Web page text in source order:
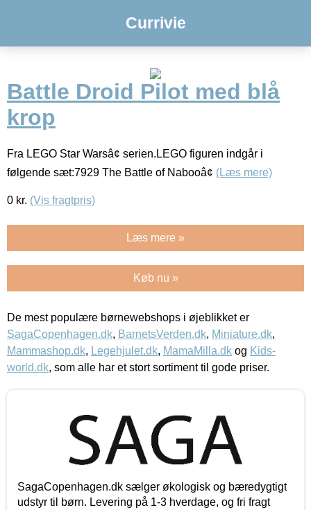
Currivie
Battle Droid Pilot med blå
krop
Fra LEGO Star Warsâ¢ serien.LEGO figuren indgår i
følgende sæt:7929 The Battle of Nabooâ¢ (Læs mere)
0 kr. (Vis fragtpris)
Læs mere »
Køb nu »
De mest populære børnewebshops i øjeblikket er
SagaCopenhagen.dk, BarnetsVerden.dk, Miniature.dk,
Mammashop.dk, Legehjulet.dk, MamaMilla.dk og Kids-
world.dk, som alle har et stort sortiment til gode priser.
SagaCopenhagen.dk sælger økologisk og bæredygtigt
udstyr til børn. Levering på 1-3 hverdage, og fri fragt